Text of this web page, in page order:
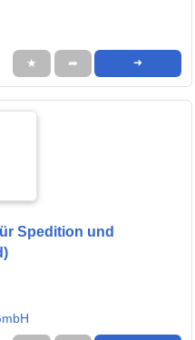
★ ➦ ➜
Spedition und